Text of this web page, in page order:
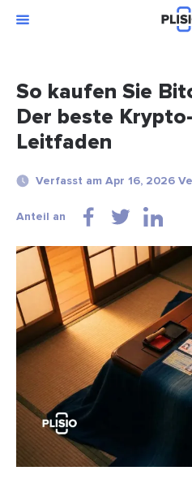
So kaufen Sie
Der beste
Leitfaden
Verfasst am Apr 16, 2026
Anteil an